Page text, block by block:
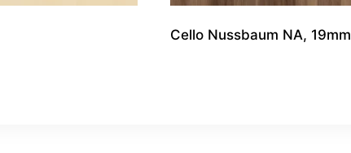
Cello Nussbaum NA, 19mm